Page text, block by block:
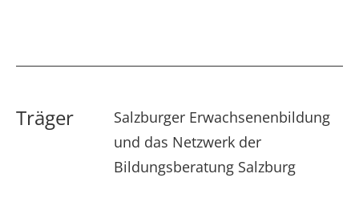
Träger
Salzburger Erwachsenenbildung
und das Netzwerk der
Bildungsberatung Salzburg